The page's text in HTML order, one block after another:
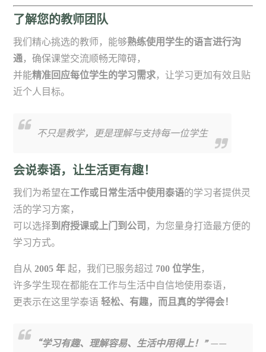
了解您的教师团队
我们精心挑选的教师，能够熟练使用学生的语言进行沟
通，确保课堂交流顺畅无障碍，
并能精准回应每位学生的学习需求，让学习更加有效且贴
近个人目标。
不只是教学，更是理解与支持每一位学生
会说泰语，让生活更有趣！
我们为希望在工作或日常生活中使用泰语的学习者提供灵
活的学习方案，
可以选择到府授课或上门到公司 ，为您量身打造最方便的
学习方式。
自从 2005 年 起，我们已服务超过 700 位学生 ，
许多学生现在都能在工作与生活中自信地使用泰语，
更表示在这里学泰语轻松、有趣，而且真的学得会！
“学习有趣、理解容易、生活中用得上！”——